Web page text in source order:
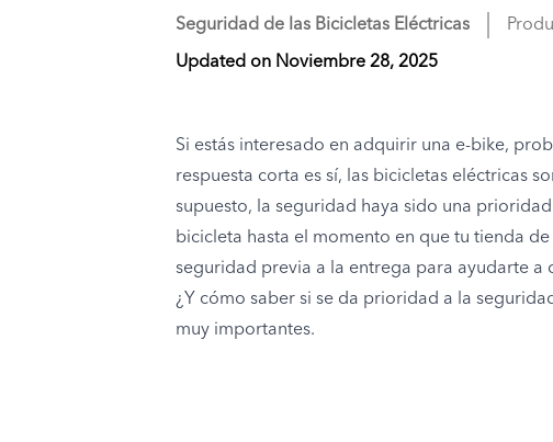
Seguridad de las Bicicletas Eléctricas
Updated on Noviembre 28, 2025
Si estás interesado en adquirir una e-bike,
respuesta corta es sí, las bicicletas eléctricas
supuesto, la seguridad haya sido una
bicicleta hasta el momento en que tu tienda
seguridad previa a la entrega para ayudarte a
¿Y cómo saber si se da prioridad a la
muy importantes.